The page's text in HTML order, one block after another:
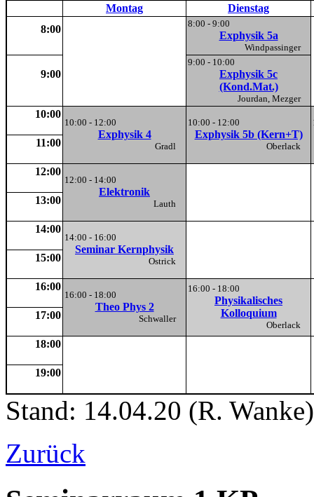
Montag
Dienstag
8:00
8:00 - 9:00
Exphysik 5a
Windpassinger
9:00
9:00 - 10:00
Exphysik 5c
(Kond.Mat.)
Jourdan, Mezger
10:00
10:00 - 12:00
Exphysik 4
Gradl
10:00 - 12:00
Exphysik 5b (Kern+T)
Oberlack
11:00
12:00
12:00 - 14:00
Elektronik
Lauth
13:00
14:00
14:00 - 16:00
Seminar Kernphysik
Ostrick
15:00
16:00
16:00 - 18:00
Theo Phys 2
Schwaller
16:00 - 18:00
Physikalisches
Kolloquium
Oberlack
17:00
18:00
19:00
Stand: 14.04.20 (R. Wanke)
Zurück